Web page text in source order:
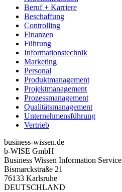
Beruf + Karriere
Beschaffung
Controlling
Finanzen
Führung
Informationstechnik
Marketing
Personal
Produktmanagement
Projektmanagement
Prozessmanagement
Qualitätsmanagement
Unternehmensführung
Vertrieb
business-wissen.de
b-WISE GmbH
Business Wissen Information Service
Bismarckstraße 21
76133 Karlsruhe
DEUTSCHLAND